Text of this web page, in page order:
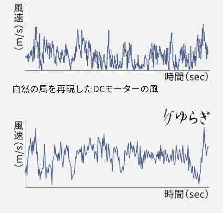
自然の風を再現したDCモーターの風